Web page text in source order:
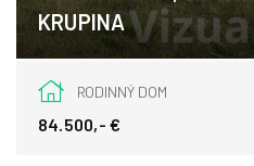
KRUPINA
Krupina
RODINNÝ DOM
84.500,- €